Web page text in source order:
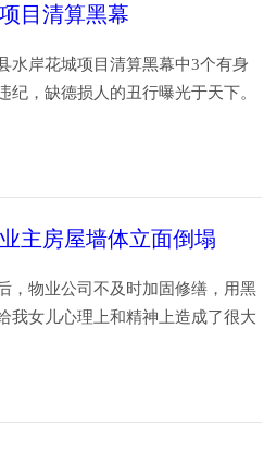
目清算黑幕
水岸花城项目清算黑幕中3个有身
，缺德损人的丑行曝光于天下。
主房屋墙体立面倒塌
，物业公司不及时加固修缮，用黑
我女儿心理上和精神上造成了很大